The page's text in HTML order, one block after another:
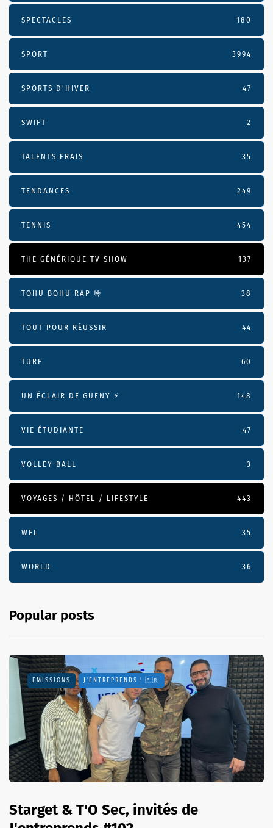
SPECTACLES 180
SPORT 3994
SPORTS D'HIVER 47
SWIFT 2
TALENTS FRAIS 35
TENDANCES 249
TENNIS 454
THE GÉNÉRIQUE TV SHOW 137
TOHU BOHU RAP 🤟 38
TOUT POUR RÉUSSIR 44
TURF 60
UN ÉCLAIR DE GUENY ⚡️ 148
VIE ÉTUDIANTE 47
VOLLEY-BALL 3
VOYAGES / HÔTEL / LIFESTYLE 443
WEL 35
WORLD 36
Popular posts
EMISSIONS J'ENTREPRENDS ! 🇫🇷
Starget & T'O Sec, invités de